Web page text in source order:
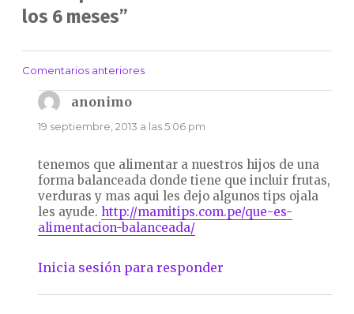
los 6 meses”
Navegación
de
comentarios
Comentarios anteriores
anonimodice:
19 septiembre, 2013 a las 5:06 pm
tenemos que alimentar a nuestros hijos de una
forma balanceada donde tiene que incluir frutas,
verduras y mas aqui les dejo algunos tips ojala
les ayude. http://mamitips.com.pe/que-es-
alimentacion-balanceada/
Inicia sesión para responder